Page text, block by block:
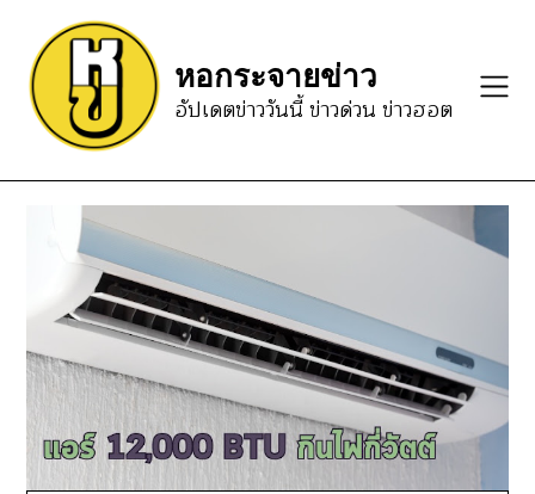
content
หอกระจายข่าว
อัปเดตข่าววันนี้ ข่าวด่วน ข่าวฮอต